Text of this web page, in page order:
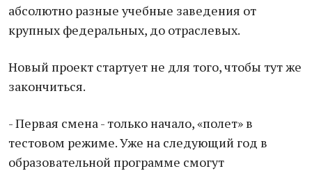
абсолютно разные учебные заведения от
крупных федеральных, до отраслевых.
Новый проект стартует не для того, чтобы тут же
закончиться.
- Первая смена - только начало, «полет» в
тестовом режиме. Уже на следующий год в
образовательной программе смогут